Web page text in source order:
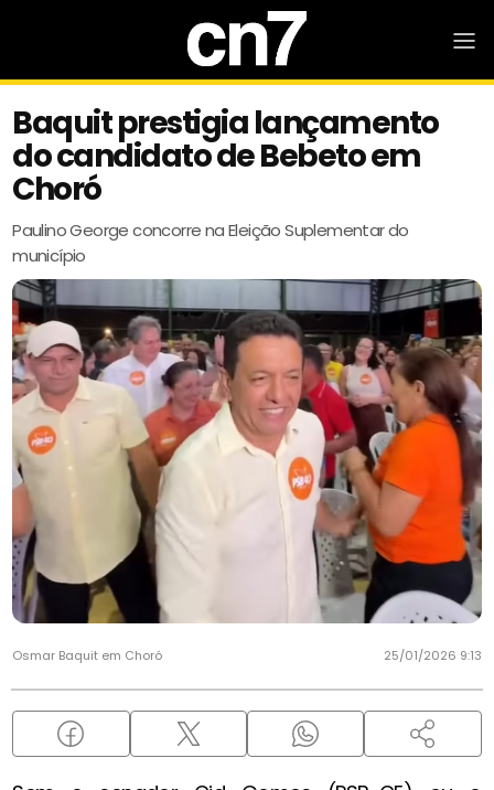
Baquit prestigia lançamento
do candidato de Bebeto em
Choró
Paulino George concorre na Eleição Suplementar do
município
Osmar Baquit em Choró 25/01/2026 9:13